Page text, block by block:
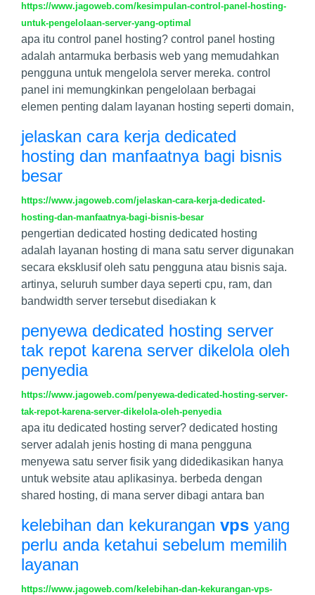
https://www.jagoweb.com/kesimpulan-control-panel-hosting-
untuk-pengelolaan-server-yang-optimal
apa itu control panel hosting? control panel hosting
adalah antarmuka berbasis web yang memudahkan
pengguna untuk mengelola server mereka. control
panel ini memungkinkan pengelolaan berbagai
elemen penting dalam layanan hosting seperti domain,
jelaskan cara kerja dedicated
hosting dan manfaatnya bagi bisnis
besar
https://www.jagoweb.com/jelaskan-cara-kerja-dedicated-
hosting-dan-manfaatnya-bagi-bisnis-besar
pengertian dedicated hosting dedicated hosting
adalah layanan hosting di mana satu server digunakan
secara eksklusif oleh satu pengguna atau bisnis saja.
artinya, seluruh sumber daya seperti cpu, ram, dan
bandwidth server tersebut disediakan k
penyewa dedicated hosting server
tak repot karena server dikelola oleh
penyedia
https://www.jagoweb.com/penyewa-dedicated-hosting-server-
tak-repot-karena-server-dikelola-oleh-penyedia
apa itu dedicated hosting server? dedicated hosting
server adalah jenis hosting di mana pengguna
menyewa satu server fisik yang didedikasikan hanya
untuk website atau aplikasinya. berbeda dengan
shared hosting, di mana server dibagi antara ban
kelebihan dan kekurangan vps yang
perlu anda ketahui sebelum memilih
layanan
https://www.jagoweb.com/kelebihan-dan-kekurangan-vps-